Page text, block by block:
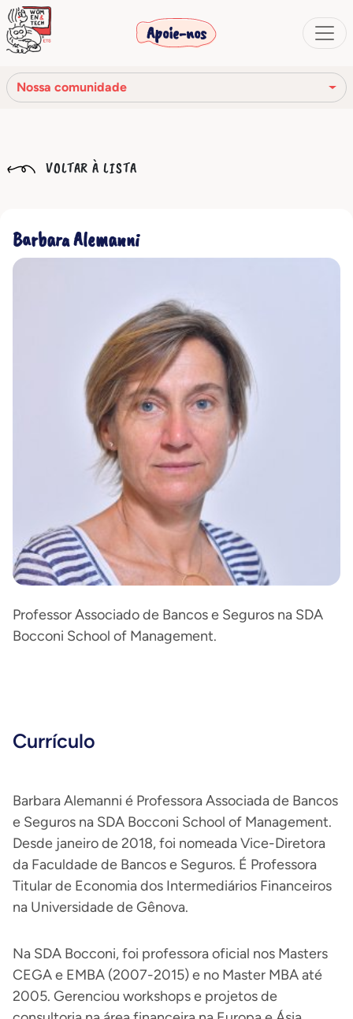
Apoie-nos
Nossa comunidade
Código de Ética
Nossa comunidade
VOLTAR À LISTA
Barbara Alemanni
Professor Associado de Bancos e Seguros na SDA
Bocconi School of Management.
Currículo
Barbara Alemanni é Professora Associada de Bancos
e Seguros na SDA Bocconi School of Management.
Desde janeiro de 2018, foi nomeada Vice-Diretora
da Faculdade de Bancos e Seguros. É Professora
Titular de Economia dos Intermediários Financeiros
na Universidade de Gênova.
Na SDA Bocconi, foi professora oficial nos Masters
CEGA e EMBA (2007-2015) e no Master MBA até
2005. Gerenciou workshops e projetos de